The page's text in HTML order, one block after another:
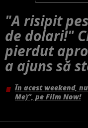
"A risipit
de dolari!"
pierdut
a ajuns să
În acest weekend,
Me)”, pe Film Now!